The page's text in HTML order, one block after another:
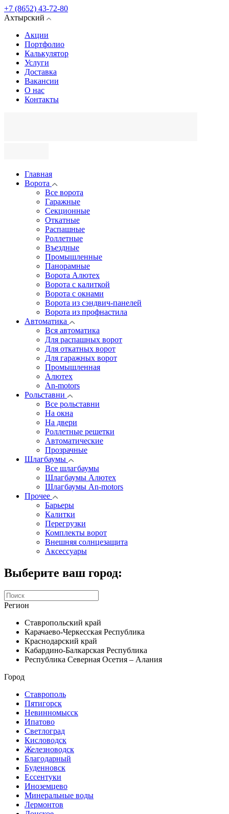
+7 (8652) 43-72-80
Ахтырский
Акции
Портфолио
Калькулятор
Услуги
Доставка
Вакансии
О нас
Контакты
Главная
Ворота
Все ворота
Гаражные
Секционные
Откатные
Распашные
Роллетные
Въездные
Промышленные
Панорамные
Ворота Алютех
Ворота с калиткой
Ворота c окнами
Ворота из сэндвич-панелей
Ворота из профнастила
Автоматика
Вся автоматика
Для распашных ворот
Для откатных ворот
Для гаражных ворот
Промышленная
Алютех
An-motors
Рольставни
Все рольставни
На окна
На двери
Роллетные решетки
Автоматические
Прозрачные
Шлагбаумы
Все шлагбаумы
Шлагбаумы Алютех
Шлагбаумы An-motors
Прочее
Барьеры
Калитки
Перегрузки
Комплекты ворот
Внешняя солнцезащита
Аксессуары
Выберите ваш город:
Регион
Ставропольский край
Карачаево-Черкесская Республика
Краснодарский край
Кабардино-Балкарская Республика
Республика Северная Осетия – Алания
Город
Ставрополь
Пятигорск
Невинномысск
Ипатово
Светлоград
Кисловодск
Железноводск
Благодарный
Буденновск
Ессентуки
Иноземцево
Минеральные воды
Лермонтов